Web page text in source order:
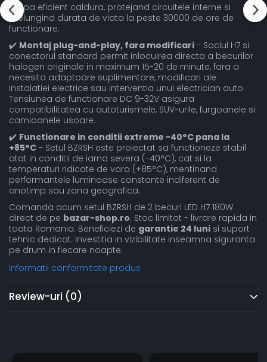
disipa eficient caldura, protejand circuitele interne si
prelungind durata de viata la peste 30000 de ore de
functionare.
✔️ Montaj plug-and-play, fara modificari - Soclul H7 si
conectorul standard permit inlocuirea directa a becurilor
halogen originale in maximum 15-20 de minute, fara a
necesita adaptoare suplimentare, modificari ale
instalatiei electrice sau interventia unui electrician auto.
Tensiunea de functionare DC 9-32V asigura
compatibilitatea cu autoturismele, SUV-urile, furgoanele si
camioanele usoare.
✔️ Functionare in conditii extreme -40°C pana la
+85°C - Setul BZRSH este proiectat sa functioneze stabil
atat in conditii de iarna severa (-40°C), cat si la
temperaturi ridicate de vara (+85°C), mentinand
performantele luminoase constante indiferent de
anotimp sau zona geografica.
Comanda acum setul BZRSH de 2 becuri LED H7 180W
direct de pe bazar-shop.ro. Stoc limitat - livrare rapida in
toata Romania. Beneficiezi de garantie 24 luni si suport
tehnic dedicat. Investitia in vizibilitate inseamna siguranta
pe drum in fiecare noapte.
Informatii conformitate produs
Review-uri (0)